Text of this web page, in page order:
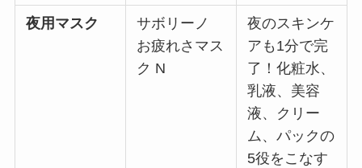
夜用マスク
サボリーノ
お疲れさマス
ク N
夜のスキンケ
アも1分で完
了！化粧水、
乳液、美容
液、クリー
ム、パックの
5役をこなす